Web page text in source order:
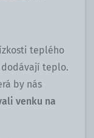
teplého
teplo.
by nás
venku na